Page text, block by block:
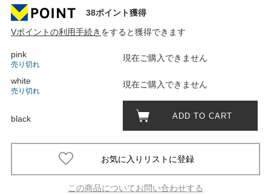
38ポイント獲得
Vポイントの利用手続き をすると獲得できます
pink
売り切れ
現在ご購入できません
white
売り切れ
現在ご購入できません
black ADD TO CART
この商品についてお問い合わせする